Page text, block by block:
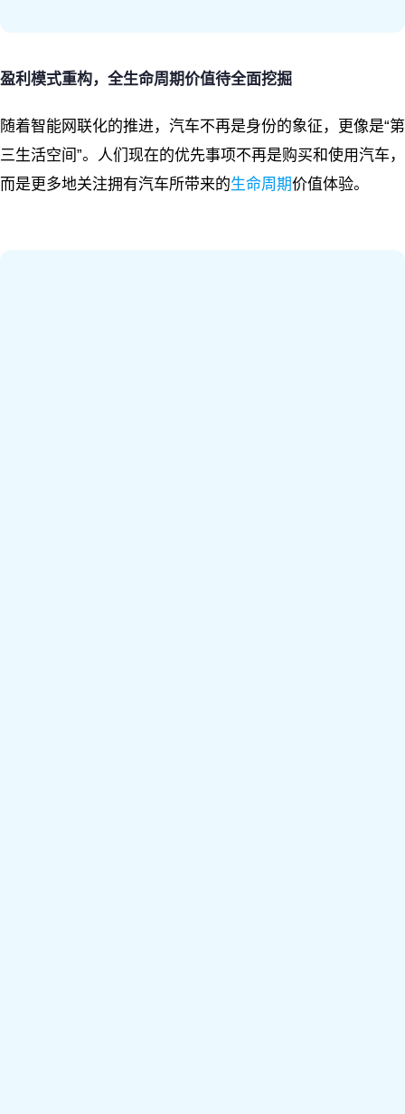
盈利模式重构，全生命周期价值待全面挖掘
随着智能网联化的推进，汽车不再是身份的象征，更像是“第
三生活空间”。人们现在的优先事项不再是购买和使用汽车，
而是更多地关注拥有汽车所带来的生命周期价值体验。